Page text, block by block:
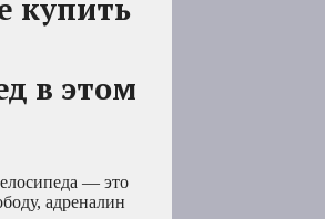
купить
в этом
— это
адреналин